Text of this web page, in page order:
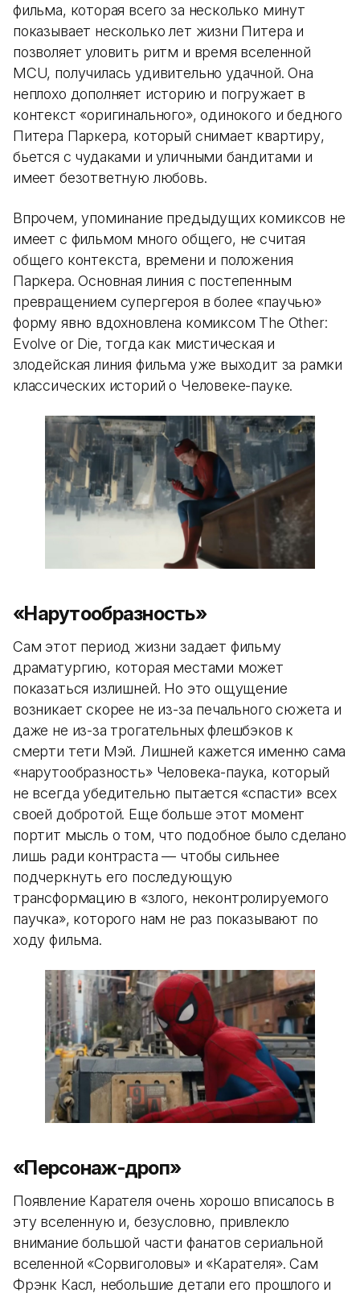
фильма, которая всего за несколько минут
показывает несколько лет жизни Питера и
позволяет уловить ритм и время вселенной
MCU, получилась удивительно удачной. Она
неплохо дополняет историю и погружает в
контекст «оригинального», одинокого и бедного
Питера Паркера, который снимает квартиру,
бьется с чудаками и уличными бандитами и
имеет безответную любовь.
Впрочем, упоминание предыдущих комиксов не
имеет с фильмом много общего, не считая
общего контекста, времени и положения
Паркера. Основная линия с постепенным
превращением супергероя в более «паучью»
форму явно вдохновлена комиксом The Other:
Evolve or Die, тогда как мистическая и
злодейская линия фильма уже выходит за рамки
классических историй о Человеке-пауке.
«Нарутообразность»
Сам этот период жизни задает фильму
драматургию, которая местами может
показаться излишней. Но это ощущение
возникает скорее не из-за печального сюжета и
даже не из-за трогательных флешбэков к
смерти тети Мэй. Лишней кажется именно сама
«нарутообразность» Человека-паука, который
не всегда убедительно пытается «спасти» всех
своей добротой. Еще больше этот момент
портит мысль о том, что подобное было сделано
лишь ради контраста — чтобы сильнее
подчеркнуть его последующую
трансформацию в «злого, неконтролируемого
паучка», которого нам не раз показывают по
ходу фильма.
«Персонаж-дроп»
Появление Карателя очень хорошо вписалось в
эту вселенную и, безусловно, привлекло
внимание большой части фанатов сериальной
вселенной «Сорвиголовы» и «Карателя». Сам
Фрэнк Касл, небольшие детали его прошлого и